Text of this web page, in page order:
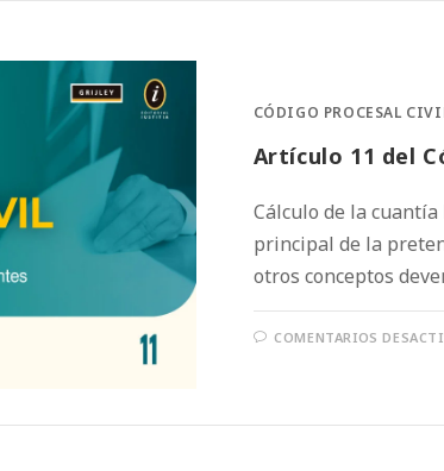
CÓDIGO PROCESAL
Artículo 11 del
Cálculo de la
principal de la
otros conceptos
COMENTARIOS